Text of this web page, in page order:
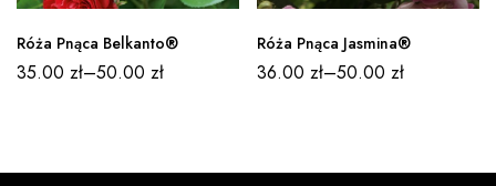
sprzedaży.
Róża Pnąca Belkanto®
35.00 zł–50.00 zł
Róża Pnąca Jasmina®
36.00 zł–50.00 zł